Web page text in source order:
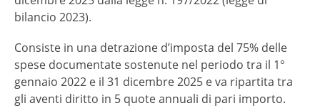
bilancio 2023).
Consiste in una detrazione d’imposta del 75% delle
spese documentate sostenute nel periodo tra il 1°
gennaio 2022 e il 31 dicembre 2025 e va ripartita tra
gli aventi diritto in 5 quote annuali di pari importo.